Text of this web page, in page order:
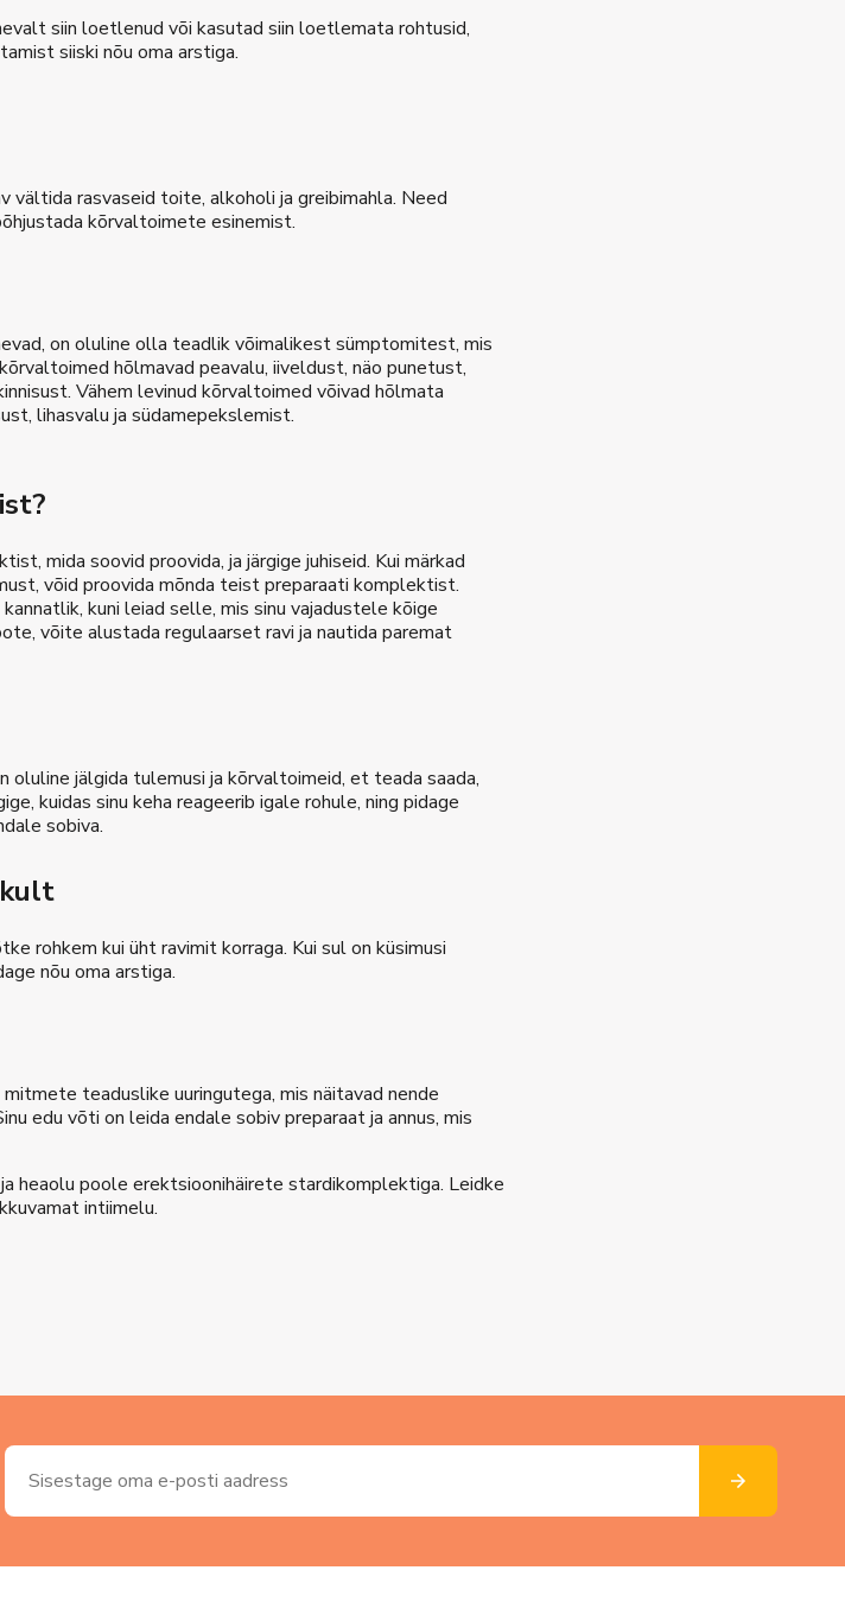
siin loetlenud või kasutad siin loetlemata rohtusid,
siiski nõu oma arstiga.
rasvaseid toite, alkoholi ja greibimahla. Need
kõrvaltoimete esinemist.
on oluline olla teadlik võimalikest sümptomitest, mis
hõlmavad peavalu, iiveldust, näo punetust,
Vähem levinud kõrvaltoimed võivad hõlmata
lihasvalu ja südamepekslemist.
mida soovid proovida, ja järgige juhiseid. Kui märkad
võid proovida mõnda teist preparaati komplektist.
kuni leiad selle, mis sinu vajadustele kõige
võite alustada regulaarset ravi ja nautida paremat
jälgida tulemusi ja kõrvaltoimeid, et teada saada,
kuidas sinu keha reageerib igale rohule, ning pidage
sobiva.
rohkem kui üht ravimit korraga. Kui sul on küsimusi
nõu oma arstiga.
teaduslike uuringutega, mis näitavad nende
edu võti on leida endale sobiv preparaat ja annus, mis
heaolu poole erektsioonihäirete stardikomplektiga. Leidke
intiimelu.